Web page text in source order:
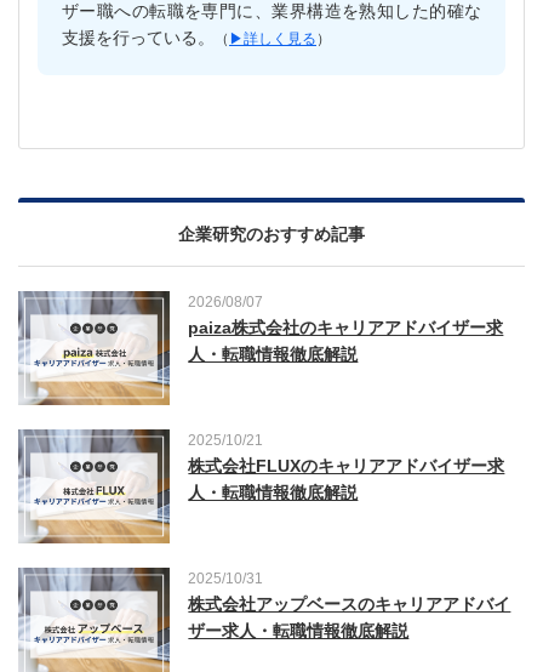
ザー職への転職を専門に、業界構造を熟知した的確な
支援を行っている。
（ ▶︎詳しく見る ）
企業研究のおすすめ記事
2026/08/07
paiza株式会社のキャリアアドバイザー求
人・転職情報徹底解説
2025/10/21
株式会社FLUXのキャリアアドバイザー求
人・転職情報徹底解説
2025/10/31
株式会社アップベースのキャリアアドバイ
ザー求人・転職情報徹底解説